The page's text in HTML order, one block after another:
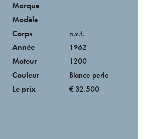
Marque
Modèle
Corps
n.v.t.
Année
1962
Moteur
1200
Couleur
Blance perle
Le prix
€ 32.500